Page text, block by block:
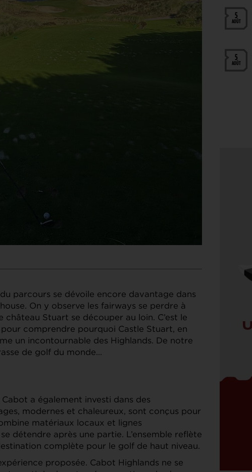
parcours se dévoile encore davantage dans
On y observe les fairways se perdre à
château Stuart se découper au loin. C’est le
comprendre pourquoi Castle Stuart, en
un incontournable des Highlands. De notre
de golf du monde…
a également investi dans des
modernes et chaleureux, sont conçus pour
matériaux locaux et lignes
détendre après une partie. L’ensemble reflète
complète pour le golf de haut niveau.
proposée. Cabot Highlands ne se
5
AOÛT
5
AOÛT